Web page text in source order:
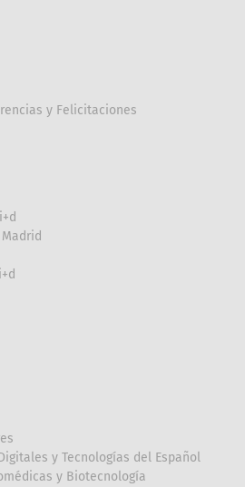
y Felicitaciones
y Tecnologías del Español
y Biotecnología